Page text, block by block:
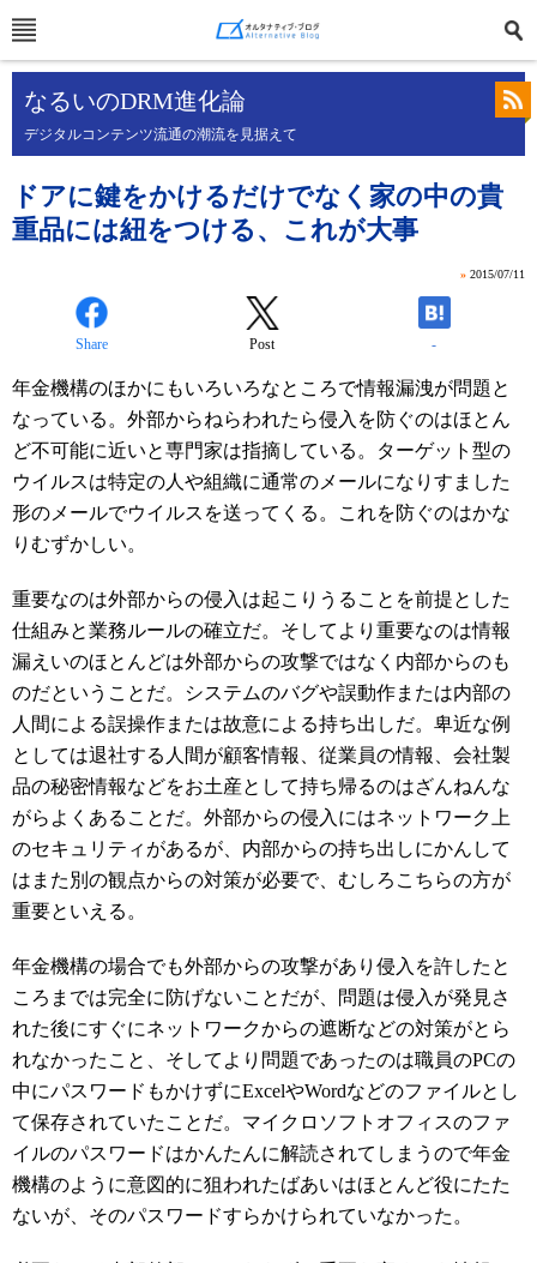
なるいのDRM進化論
デジタルコンテンツ流通の潮流を見据えて
ドアに鍵をかけるだけでなく家の中の貴
重品には紐をつける、これが大事
» 2015/07/11
Share Post -
年金機構のほかにもいろいろなところで情報漏洩が問題と
なっている。外部からねらわれたら侵入を防ぐのはほとん
ど不可能に近いと専門家は指摘している。ターゲット型の
ウイルスは特定の人や組織に通常のメールになりすました
形のメールでウイルスを送ってくる。これを防ぐのはかな
りむずかしい。
重要なのは外部からの侵入は起こりうることを前提とした
仕組みと業務ルールの確立だ。そしてより重要なのは情報
漏えいのほとんどは外部からの攻撃ではなく内部からのも
のだということだ。システムのバグや誤動作または内部の
人間による誤操作または故意による持ち出しだ。卑近な例
としては退社する人間が顧客情報、従業員の情報、会社製
品の秘密情報などをお土産として持ち帰るのはざんねんな
がらよくあることだ。外部からの侵入にはネットワーク上
のセキュリティがあるが、内部からの持ち出しにかんして
はまた別の観点からの対策が必要で、むしろこちらの方が
重要といえる。
年金機構の場合でも外部からの攻撃があり侵入を許したと
ころまでは完全に防げないことだが、問題は侵入が発見さ
れた後にすぐにネットワークからの遮断などの対策がとら
れなかったこと、そしてより問題であったのは職員のPCの
中にパスワードもかけずにExcelやWordなどのファイルとし
て保存されていたことだ。マイクロソフトオフィスのファ
イルのパスワードはかんたんに解読されてしまうので年金
機構のように意図的に狙われたばあいはほとんど役にたた
ないが、そのパスワードすらかけられていなかった。